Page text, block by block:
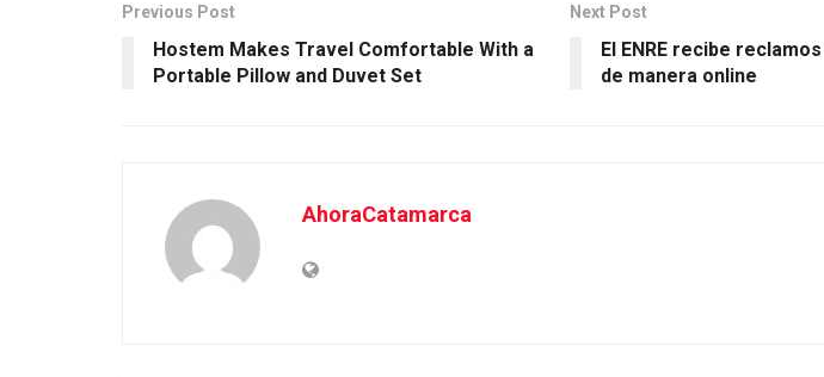
Previous Post
Hostem Makes Travel Comfortable With a
Portable Pillow and Duvet Set
Next Post
El ENRE recibe
de manera online
AhoraCatamarca